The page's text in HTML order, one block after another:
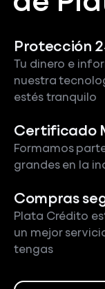
Protección
Tu dinero e
nuestra
estés tranquilo
Certificado
Formamos
grandes en la
Compras
Plata Crédito
un mejor
tengas